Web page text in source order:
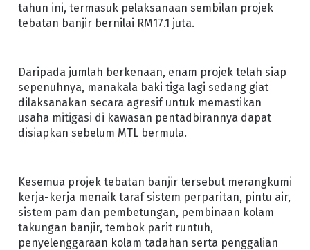
tahun ini, termasuk pelaksanaan sembilan projek
tebatan banjir bernilai RM17.1 juta.
Daripada jumlah berkenaan, enam projek telah siap
sepenuhnya, manakala baki tiga lagi sedang giat
dilaksanakan secara agresif untuk memastikan
usaha mitigasi di kawasan pentadbirannya dapat
disiapkan sebelum MTL bermula.
Kesemua projek tebatan banjir tersebut merangkumi
kerja-kerja menaik taraf sistem perparitan, pintu air,
sistem pam dan pembetungan, pembinaan kolam
takungan banjir, tembok parit runtuh,
penyelenggaraan kolam tadahan serta penggalian